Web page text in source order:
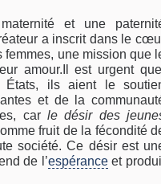
et une
a inscrit dans le
femmes, une mission que
amour.Il est urgent
États, ils aient le
et de la
car le désir des
fruit de la fécondité
société. Ce désir est
de l’espéranceet